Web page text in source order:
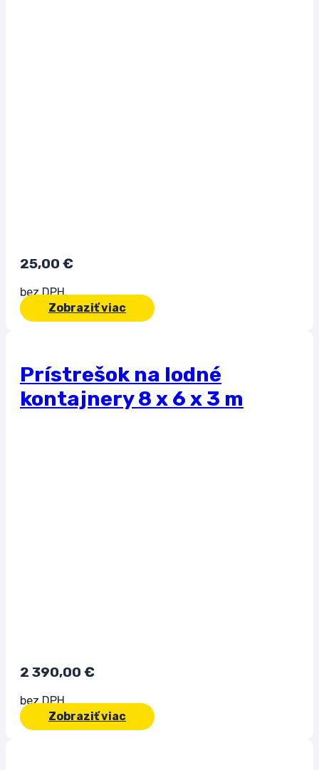
25,00 €
bez DPH
Zobraziť viac
Prístrešok na lodné
kontajnery 8 x 6 x 3 m
2 390,00 €
bez DPH
Zobraziť viac